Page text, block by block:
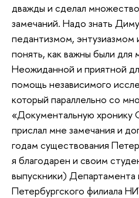
дважды и сделал
замечаний. Надо знать
педантизмом, энтузиазмом
понять, как важны были для
Неожиданной и приятной
помощь независимого
который параллельно со
«Документальную хронику
прислал мне замечания и
годам существования
я благодарен и своим
выпускники) Департамента
Петербургского филиала